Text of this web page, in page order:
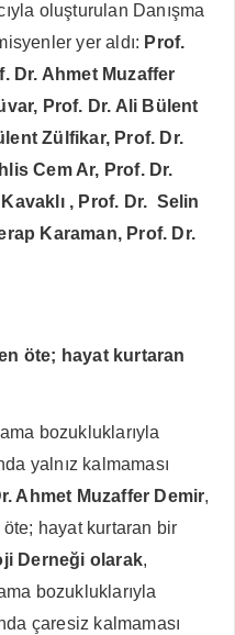
oluşturulan Danışma
yer aldı: Prof.
Dr. Ahmet Muzaffer
Prof. Dr. Ali Bülent
Zülfikar, Prof. Dr.
Cem Ar, Prof. Dr.
, Prof. Dr. Selin
Karaman, Prof. Dr.
öte; hayat kurtaran
bozukluklarıyla
yalnız kalmaması
Ahmet Muzaffer Demir,
öte; hayat kurtaran bir
Derneği olarak,
bozukluklarıyla
çaresiz kalmaması